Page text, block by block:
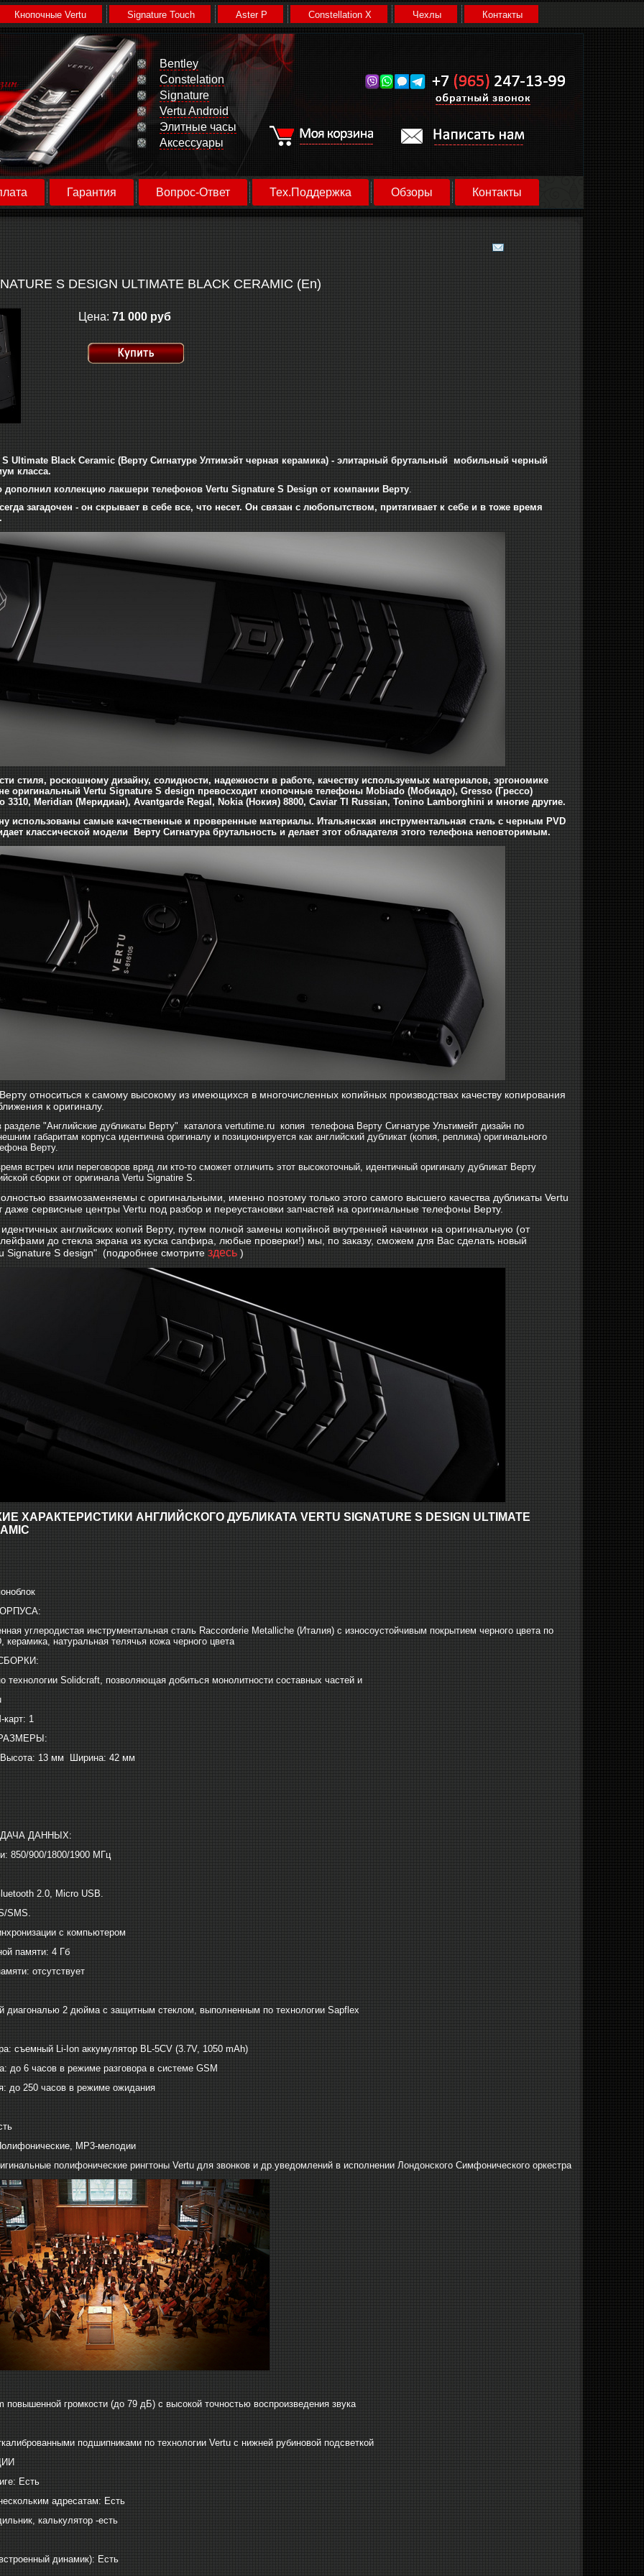
Кнопочные Vertu Signature Touch Aster P Constellation X Чехлы Контакты
Bentley
Constelation
Signature
Vertu Android
Элитные часы
Аксессуары
Гарантия Вопрос-Ответ Тех.Поддержка Обзоры Контакты
S DESIGN ULTIMATE BLACK CERAMIC (En)
Цена: 71 000 руб
Ultimate Black Ceramic (Верту Сигнатуре Ултимэйт черная керамика) - элитарный брутальный мобильный черный
класса.
дополнил коллекцию лакшери телефонов Vertu Signature S Design от компании Верту.
загадочен - он скрывает в себе все, что несет. Он связан с любопытством, притягивает к себе и в тоже время
стиля, роскошному дизайну, солидности, надежности в работе, качеству используемых материалов, эргономике
оригинальный Vertu Signature S design превосходит кнопочные телефоны Mobiado (Мобиадо), Gresso (Грессо)
3310, Meridian (Меридиан), Avantgarde Regal, Nokia (Нокия) 8800, Caviar TI Russian, Tonino Lamborghini и многие другие.
использованы самые качественные и проверенные материалы. Итальянская инструментальная сталь с черным PVD
классической модели Верту Сигнатура брутальность и делает этот обладателя этого телефона неповторимым.
относиться к самому высокому из имеющихся в многочисленных копийных производствах качеству копирования
к оригиналу.
разделе "Английские дубликаты Верту" каталога vertutime.ru копия телефона Верту Сигнатуре Ультимейт дизайн по
габаритам корпуса идентична оригиналу и позиционируется как английский дубликат (копия, реплика) оригинального
Верту.
встреч или переговоров вряд ли кто-то сможет отличить этот высокоточный, идентичный оригиналу дубликат Верту
сборки от оригинала Vertu Signatire S.
взаимозаменяемы с оригинальными, именно поэтому только этого самого высшего качества дубликаты Vertu
даже сервисные центры Vertu под разбор и переустановки запчастей на оригинальные телефоны Верту.
идентичных английских копий Верту, путем полной замены копийной внутренней начинки на оригинальную (от
до стекла экрана из куска сапфира, любые проверки!) мы, по заказу, сможем для Вас сделать новый
Signature S design" (подробнее смотрите здесь )
ХАРАКТЕРИСТИКИ АНГЛИЙСКОГО ДУБЛИКАТА VERTU SIGNATURE S DESIGN ULTIMATE
углеродистая инструментальная сталь Raccorderie Metalliche (Италия) с износоустойчивым покрытием черного цвета по
керамика, натуральная телячья кожа черного цвета
технологии Solidcraft, позволяющая добиться монолитности составных частей и
карт: 1
13 мм Ширина: 42 мм
ДАННЫХ:
850/900/1800/1900 МГц
2.0, Micro USB.
SMS.
с компьютером
памяти: 4 Гб
отсутствует
диагональю 2 дюйма c защитным стеклом, выполненным по технологии Sapflex
съемный Li-Ion аккумулятор BL-5CV (3.7V, 1050 mAh)
до 6 часов в режиме разговора в системе GSM
до 250 часов в режиме ожидания
МР3-мелодии
полифонические рингтоны Vertu для звонков и др.уведомлений в исполнении Лондонского Симфонического оркестра
повышенной громкости (до 79 дБ) с высокой точностью воспроизведения звука
подшипниками по технологии Vertu с нижней рубиновой подсветкой
Есть
адресатам: Есть
калькулятор -есть
динамик): Есть